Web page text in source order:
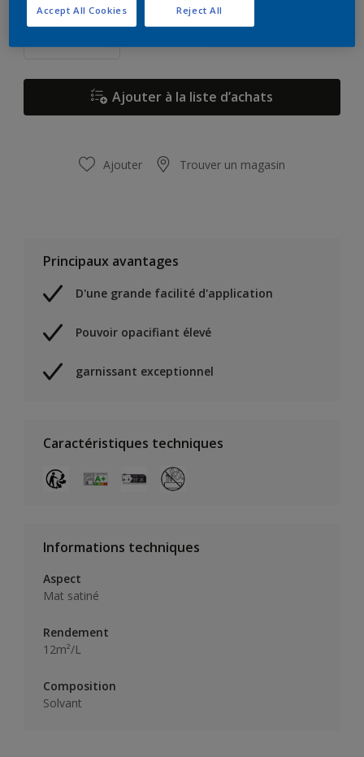
Quantité
Ajouter à la liste d’achats
Ajouter Trouver un magasin
Principaux avantages
D'une grande facilité d'application
Pouvoir opacifiant élevé
garnissant exceptionnel
Caractéristiques techniques
Informations techniques
Aspect
Mat satiné
Rendement
12m²/L
Composition
Solvant
Reject All
Accept All Cookies